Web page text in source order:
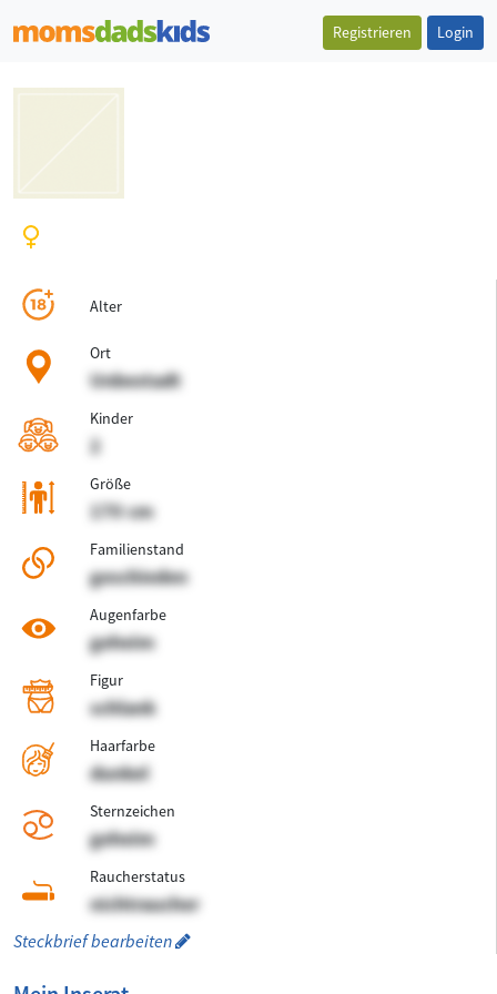
Registrieren Login
Alter
Ort
Unbestadt
Kinder
2
Größe
170 cm
Familienstand
geschieden
Augenfarbe
geheim
Figur
schlank
Haarfarbe
dunkel
Sternzeichen
geheim
Raucherstatus
nichtraucher
Steckbrief bearbeiten